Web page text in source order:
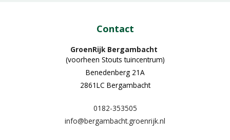
Contact
GroenRijk Bergambacht
(voorheen Stouts tuincentrum)
Benedenberg 21A
2861LC Bergambacht
0182-353505
info@bergambacht.groenrijk.nl